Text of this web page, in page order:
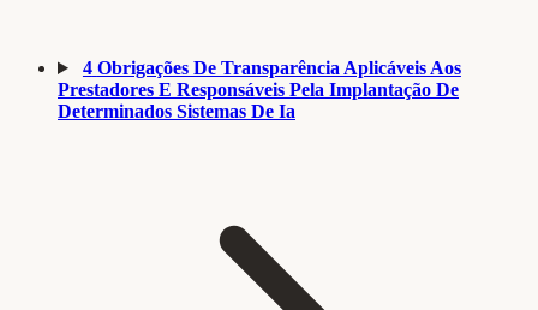
4 Obrigações De Transparência Aplicáveis Aos
Prestadores E Responsáveis Pela Implantação De
Determinados Sistemas De Ia